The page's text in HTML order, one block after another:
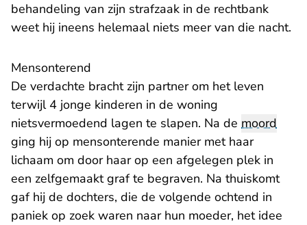
behandeling van zijn strafzaak in de rechtbank
weet hij ineens helemaal niets meer van die nacht.
Mensonterend
De verdachte bracht zijn partner om het leven
terwijl 4 jonge kinderen in de woning
nietsvermoedend lagen te slapen. Na de moord
ging hij op mensonterende manier met haar
lichaam om door haar op een afgelegen plek in
een zelfgemaakt graf te begraven. Na thuiskomt
gaf hij de dochters, die de volgende ochtend in
paniek op zoek waren naar hun moeder, het idee